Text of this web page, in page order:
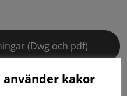
(Dwg och pdf)
Kontaktlista
kakor